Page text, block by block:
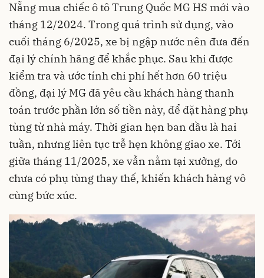
Nẵng mua chiếc ô tô Trung Quốc MG HS mới vào
tháng 12/2024. Trong quá trình sử dụng, vào
cuối tháng 6/2025, xe bị ngập nước nên đưa đến
đại lý chính hãng để khắc phục. Sau khi được
kiểm tra và ước tính chi phí hết hơn 60 triệu
đồng, đại lý MG đã yêu cầu khách hàng thanh
toán trước phần lớn số tiền này, để đặt hàng phụ
tùng từ nhà máy. Thời gian hẹn ban đầu là hai
tuần, nhưng liên tục trễ hẹn không giao xe. Tới
giữa tháng 11/2025, xe vẫn nằm tại xưởng, do
chưa có phụ tùng thay thế, khiến khách hàng vô
cùng bức xúc.